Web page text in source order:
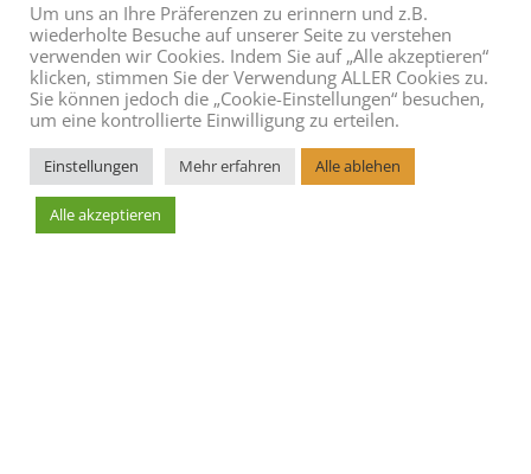
Um uns an Ihre Präferenzen zu erinnern und z.B.
wiederholte Besuche auf unserer Seite zu verstehen
verwenden wir Cookies. Indem Sie auf „Alle akzeptieren“
klicken, stimmen Sie der Verwendung ALLER Cookies zu.
Sie können jedoch die „Cookie-Einstellungen“ besuchen,
um eine kontrollierte Einwilligung zu erteilen.
Einstellungen Mehr erfahren Alle ablehen
Alle akzeptieren